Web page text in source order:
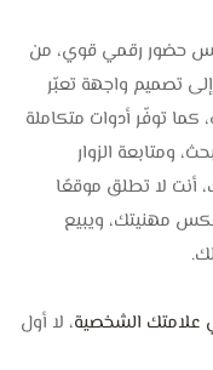
حضور رقمي قوي، من
تصميم واجهة تعبّر
توفّر أدوات متكاملة
ومتابعة الزوار
أنت لا تطلق موقعًا
مهنيتك، ويبيع
علامتك الشخصية، لا أول